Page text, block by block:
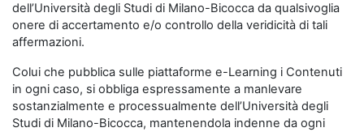
dell’Università degli Studi di Milano-Bicocca da qualsivoglia
onere di accertamento e/o controllo della veridicità di tali
affermazioni.
Colui che pubblica sulle piattaforme e-Learning i Contenuti
in ogni caso, si obbliga espressamente a manlevare
sostanzialmente e processualmente dell’Università degli
Studi di Milano-Bicocca, mantenendola indenne da ogni